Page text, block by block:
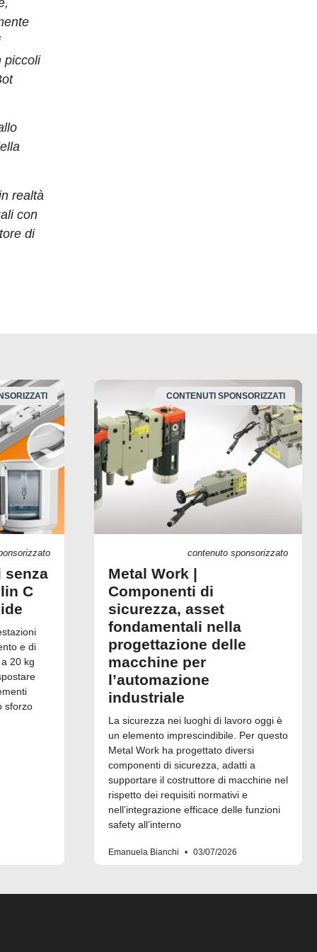
piccoli
realtà
con
di
senza
C
e di
20 kg
sforzo
CONTENUTI SPONSORIZZATI
contenuto sponsorizzato
Metal Work |
Componenti di
sicurezza, asset
fondamentali nella
progettazione delle
macchine per
l’automazione
industriale
La sicurezza nei luoghi di lavoro oggi è
un elemento imprescindibile. Per questo
Metal Work ha progettato diversi
componenti di sicurezza, adatti a
supportare il costruttore di macchine nel
rispetto dei requisiti normativi e
nell’integrazione efficace delle funzioni
safety all’interno
Emanuela Bianchi 03/07/2026